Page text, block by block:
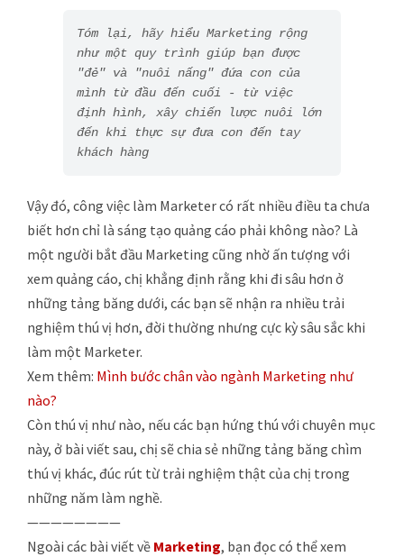
Tóm lại, hãy hiểu Marketing rộng
như một quy trình giúp bạn được
"đẻ" và "nuôi nấng" đứa con của
mình từ đầu đến cuối - từ việc
định hình, xây chiến lược nuôi lớn
đến khi thực sự đưa con đến tay
khách hàng
Vậy đó, công việc làm Marketer có rất nhiều điều ta chưa
biết hơn chỉ là sáng tạo quảng cáo phải không nào? Là
một người bắt đầu Marketing cũng nhờ ấn tượng với
xem quảng cáo, chị khẳng định rằng khi đi sâu hơn ở
những tảng băng dưới, các bạn sẽ nhận ra nhiều trải
nghiệm thú vị hơn, đời thường nhưng cực kỳ sâu sắc khi
làm một Marketer.
Xem thêm: Mình bước chân vào ngành Marketing như
nào?
Còn thú vị như nào, nếu các bạn hứng thú với chuyên mục
này, ở bài viết sau, chị sẽ chia sẻ những tảng băng chìm
thú vị khác, đúc rút từ trải nghiệm thật của chị trong
những năm làm nghề.
————————
Ngoài các bài viết về Marketing, bạn đọc có thể xem